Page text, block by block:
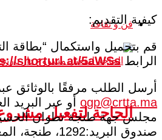
فن و ثقافة
الحاجة لتفعيل مشروع
كيفية التقديم:
قم بتحميل واستكمال “بطاقة
الرابطshorturl.at/5aWSs
أرسل الطلب مرفقًا بالوثائق
ogp@crtta.ma أو عبر البريد
مجلس جهة طنجة تطوان
صندوق البريد:1292، طنجة، المغرب.